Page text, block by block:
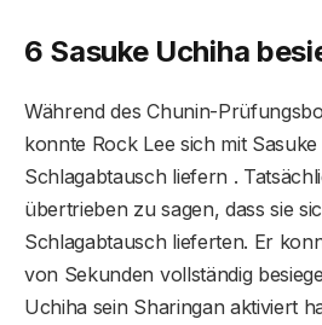
6 Sasuke Uchiha
Während des Chunin-
konnte Rock Lee sich mit
Schlagabtausch liefern .
übertrieben zu sagen, dass sie
Schlagabtausch lieferten. Er
von Sekunden vollständig
Uchiha sein Sharingan aktiviert